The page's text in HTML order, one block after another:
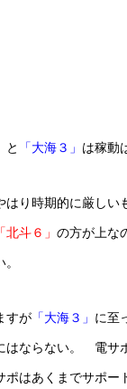
と 「大海３」 は稼動
はり時期的に厳しい
北斗６」 の方が上な
すが 「大海３」 に至
はならない。 電サ
はあくまでサポー